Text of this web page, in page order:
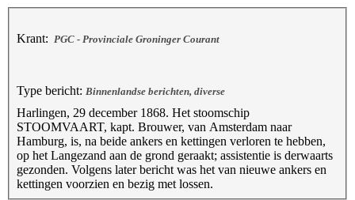
Krant: PGC - Provinciale Groninger Courant
Type bericht: Binnenlandse berichten, diverse
Harlingen, 29 december 1868. Het stoomschip
STOOMVAART, kapt. Brouwer, van Amsterdam naar
Hamburg, is, na beide ankers en kettingen verloren te hebben,
op het Langezand aan de grond geraakt; assistentie is derwaarts
gezonden. Volgens later bericht was het van nieuwe ankers en
kettingen voorzien en bezig met lossen.